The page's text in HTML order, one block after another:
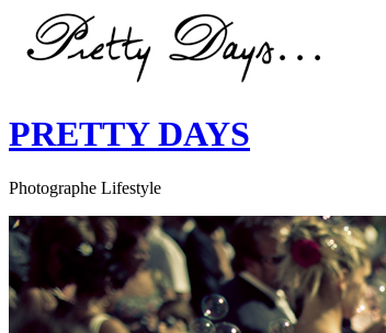
PRETTY DAYS
Photographe Lifestyle